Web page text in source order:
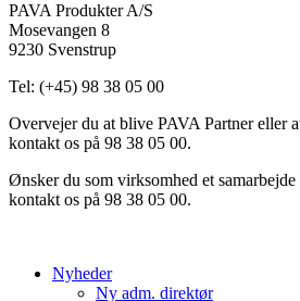
PAVA Produkter A/S
Mosevangen 8
9230 Svenstrup
Tel: (+45) 98 38 05 00
Overvejer du at blive PAVA Partner eller
kontakt os på 98 38 05 00.
Ønsker du som virksomhed et
kontakt os på 98 38 05 00.
Nyheder
Ny adm. direktør